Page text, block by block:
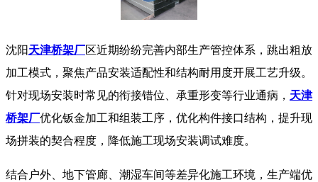
沈阳天津桥架厂区近期纷纷完善内部生产管控体系，跳出粗放
加工模式，聚焦产品安装适配性和结构耐用度开展工艺升级。
针对现场安装时常见的衔接错位、承重形变等行业通病， 天津
桥架厂优化钣金加工和组装工序，优化构件接口结构，提升现
场拼装的契合程度，降低施工现场安装调试难度。
结合户外、地下管廊、潮湿车间等差异化施工环境，生产端优